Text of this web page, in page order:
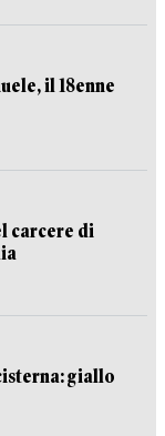
il 18enne
carcere di
giallo